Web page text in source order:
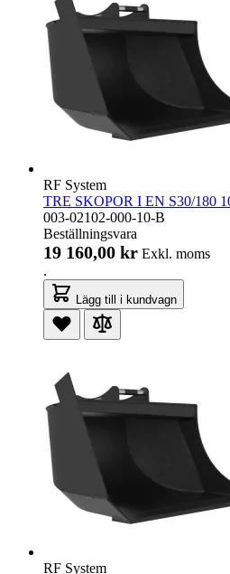
RF System
TRE SKOPOR I EN S30/180
003-02102-000-10-B
Beställningsvara
19 160,00 kr Exkl. moms
.
Lägg till i kundvagn
RF System